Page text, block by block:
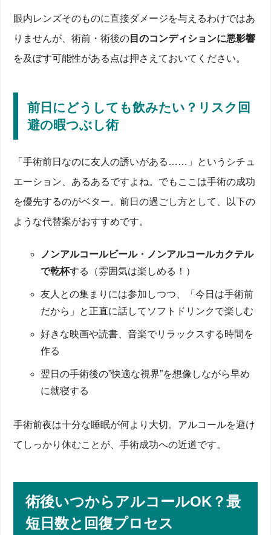
眼内レンズそのものに直接ダメージを与えるわけではあ
りませんが、術前・術後の 目のコンディションに悪影響
を及ぼす可能性がある点は押さえておいてください。
前日にどうしても飲みたい？リスク回
避の暇つぶし術
「手術前日なのに友人の誘いがある……」というシチュ
エーション、あるあるですよね。でもここは手術の成功
を優先するのがベター。前日の過ごし方として、以下の
ような代替案がおすすめです。
ノンアルコールビール・ノンアルコールカクテル
で乾杯する（雰囲気は楽しめる！）
友人との集まりには参加しつつ、「今日は手術前
だから」と正直に話してソフトドリンクで楽しむ
好きな映画や読書、音楽でリラックスする時間を
作る
翌日の手術後の”快適な視界”を想像しながら早め
に就寝する
手術前夜は十分な睡眠が何より大切。アルコールを避け
てしっかり休むことが、手術成功への近道です。
術後いつからアルコールOK？最
短日数と回復プロセス